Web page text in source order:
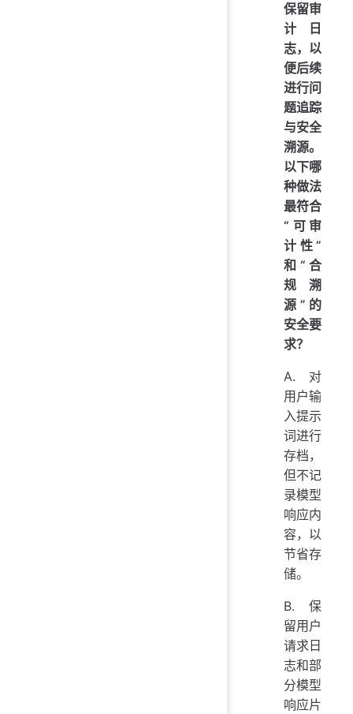
保留审
计日
志，以
便后续
进行问
题追踪
与安全
溯源。
以下哪
种做法
最符合
“可审
计性”
和“合
规溯
源”的
安全要
求？
A. 对
用户输
入提示
词进行
存档，
但不记
录模型
响应内
容，以
节省存
储。
B. 保
留用户
请求日
志和部
分模型
响应片